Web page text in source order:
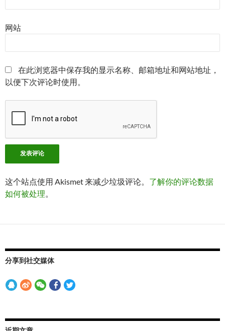
网站
在此浏览器中保存我的显示名称、邮箱地址和网站地址，
以便下次评论时使用。
这个站点使用 Akismet 来减少垃圾评论。 了解你的评论数据
如何被处理。
分享到社交媒体